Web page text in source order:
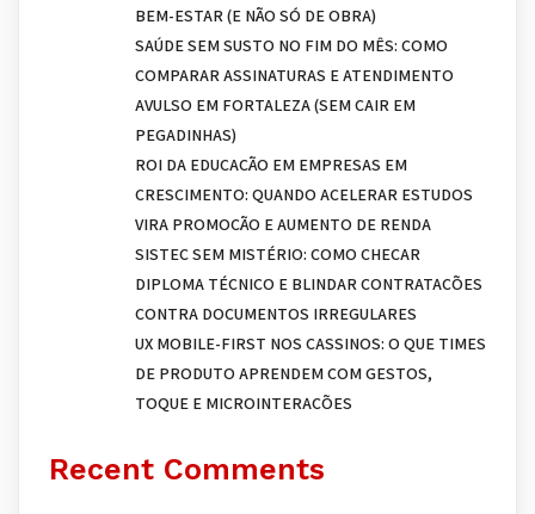
BEM-ESTAR (E NÃO SÓ DE OBRA)
SAÚDE SEM SUSTO NO FIM DO MÊS: COMO
COMPARAR ASSINATURAS E ATENDIMENTO
AVULSO EM FORTALEZA (SEM CAIR EM
PEGADINHAS)
ROI DA EDUCAÇÃO EM EMPRESAS EM
CRESCIMENTO: QUANDO ACELERAR ESTUDOS
VIRA PROMOÇÃO E AUMENTO DE RENDA
SISTEC SEM MISTÉRIO: COMO CHECAR
DIPLOMA TÉCNICO E BLINDAR CONTRATAÇÕES
CONTRA DOCUMENTOS IRREGULARES
UX MOBILE-FIRST NOS CASSINOS: O QUE TIMES
DE PRODUTO APRENDEM COM GESTOS,
TOQUE E MICROINTERAÇÕES
Recent Comments